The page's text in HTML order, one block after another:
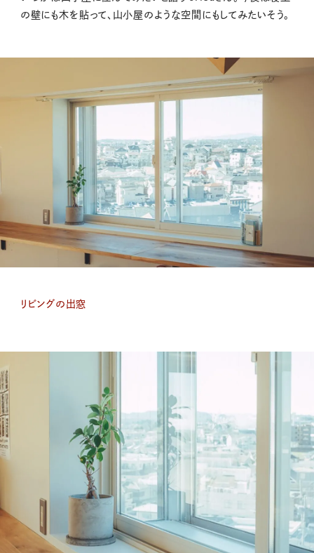
の壁にも木を貼って、山小屋のような空間にもしてみたいそう。
リビングの出窓